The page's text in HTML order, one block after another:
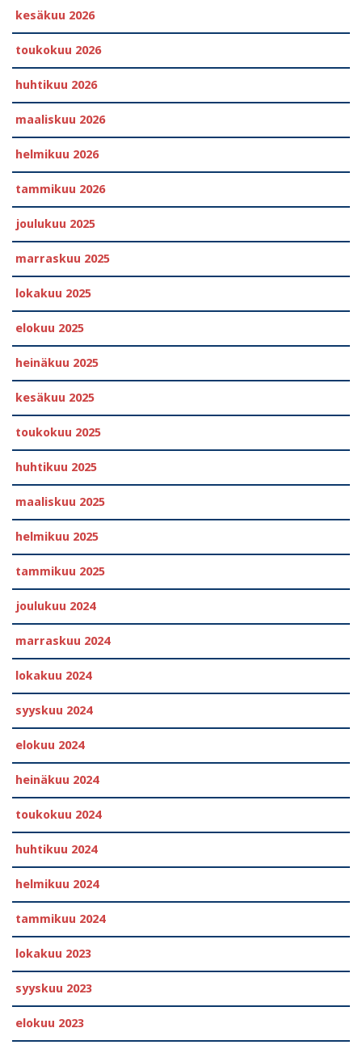
kesäkuu 2026
toukokuu 2026
huhtikuu 2026
maaliskuu 2026
helmikuu 2026
tammikuu 2026
joulukuu 2025
marraskuu 2025
lokakuu 2025
elokuu 2025
heinäkuu 2025
kesäkuu 2025
toukokuu 2025
huhtikuu 2025
maaliskuu 2025
helmikuu 2025
tammikuu 2025
joulukuu 2024
marraskuu 2024
lokakuu 2024
syyskuu 2024
elokuu 2024
heinäkuu 2024
toukokuu 2024
huhtikuu 2024
helmikuu 2024
tammikuu 2024
lokakuu 2023
syyskuu 2023
elokuu 2023